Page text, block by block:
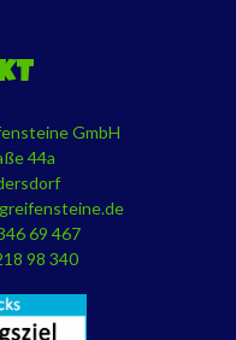
GmbH
44a
69 467
98 340